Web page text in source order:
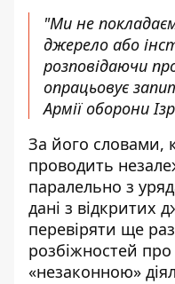
"Ми не
джерело або
розповідаючи
опрацьовує
Армії оборони
За його словами,
проводить
паралельно з
дані з відкритих
перевіряти ще
розбіжностей
«незаконною»